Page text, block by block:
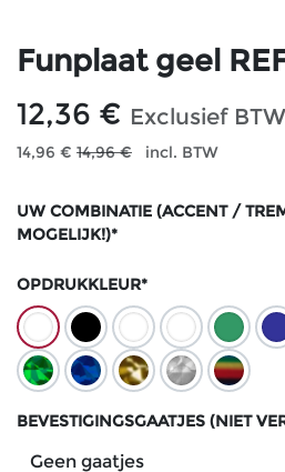
Funplaat geel
12,36 € Exclusief BTW
14,96 € 14,96€ incl. BTW
UW COMBINATIE (ACCENT /
MOGELIJK!)*
OPDRUKKLEUR*
BEVESTIGINGSGAATJES (NIET